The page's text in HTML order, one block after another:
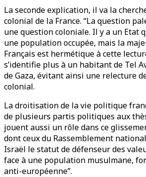
La seconde explication, il va la
colonial de la France. “La question
une question coloniale. Il y a un Etat
une population occupée, mais la
Français est hermétique à cette
s’identifie plus à un habitant de Tel
de Gaza, évitant ainsi une relecture
colonial.
La droitisation de la vie politique
de plusieurs partis politiques aux
jouent aussi un rôle dans ce
dont ceux du Rassemblement
Israël le statut de défenseur des
face à une population musulmane,
anti-européenne”.